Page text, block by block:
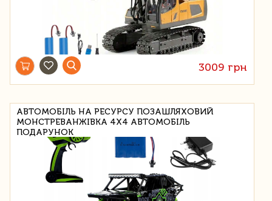
3009 грн
АВТОМОБІЛЬ НА РЕСУРСУ ПОЗАШЛЯХОВИЙ
МОНСТРЕВАНЖІВКА 4X4 АВТОМОБІЛЬ
ПОДАРУНОК